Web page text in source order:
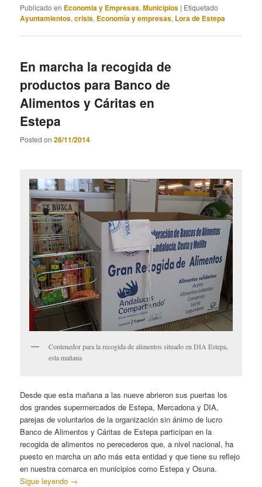
Publicado en Economia y Empresas,Municipios | Etiquetado
Ayuntamientos,crisis, Economía y empresas, Lora de Estepa
En marcha la recogida de
productos para Banco de
Alimentos y Cáritas en
Estepa
Posted on28/11/2014
Contenedor para la recogida de alimentos situado en DIA Estepa,
esta mañana
Desde que esta mañana a las nueve abrieron sus puertas los
dos grandes supermercados de Estepa, Mercadona y DIA,
parejas de voluntarios de la organización sin ánimo de lucro
Banco de Alimentos y Cáritas de Estepa participan en la
recogida de alimentos no perecederos que, a nivel nacional, ha
puesto en marcha un año más esta entidad y que tiene su reflejo
en nuestra comarca en municipios como Estepa y Osuna.
Sigue leyendo →